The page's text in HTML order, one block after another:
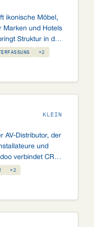
ikonische Möbel,
Marken und Hotels
Struktur in die
die zu
passt.
+2
KLEIN
AV-Distributor, der
und
verbindet CRM,
sodass
arbeitet.
+2